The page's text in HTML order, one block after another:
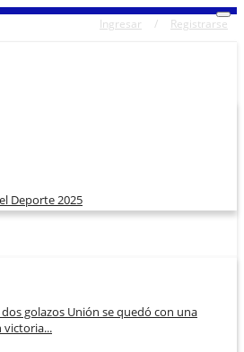
Ingresar / Registrarse
Deporte 2025
golazos Unión se quedó con una
victoria...